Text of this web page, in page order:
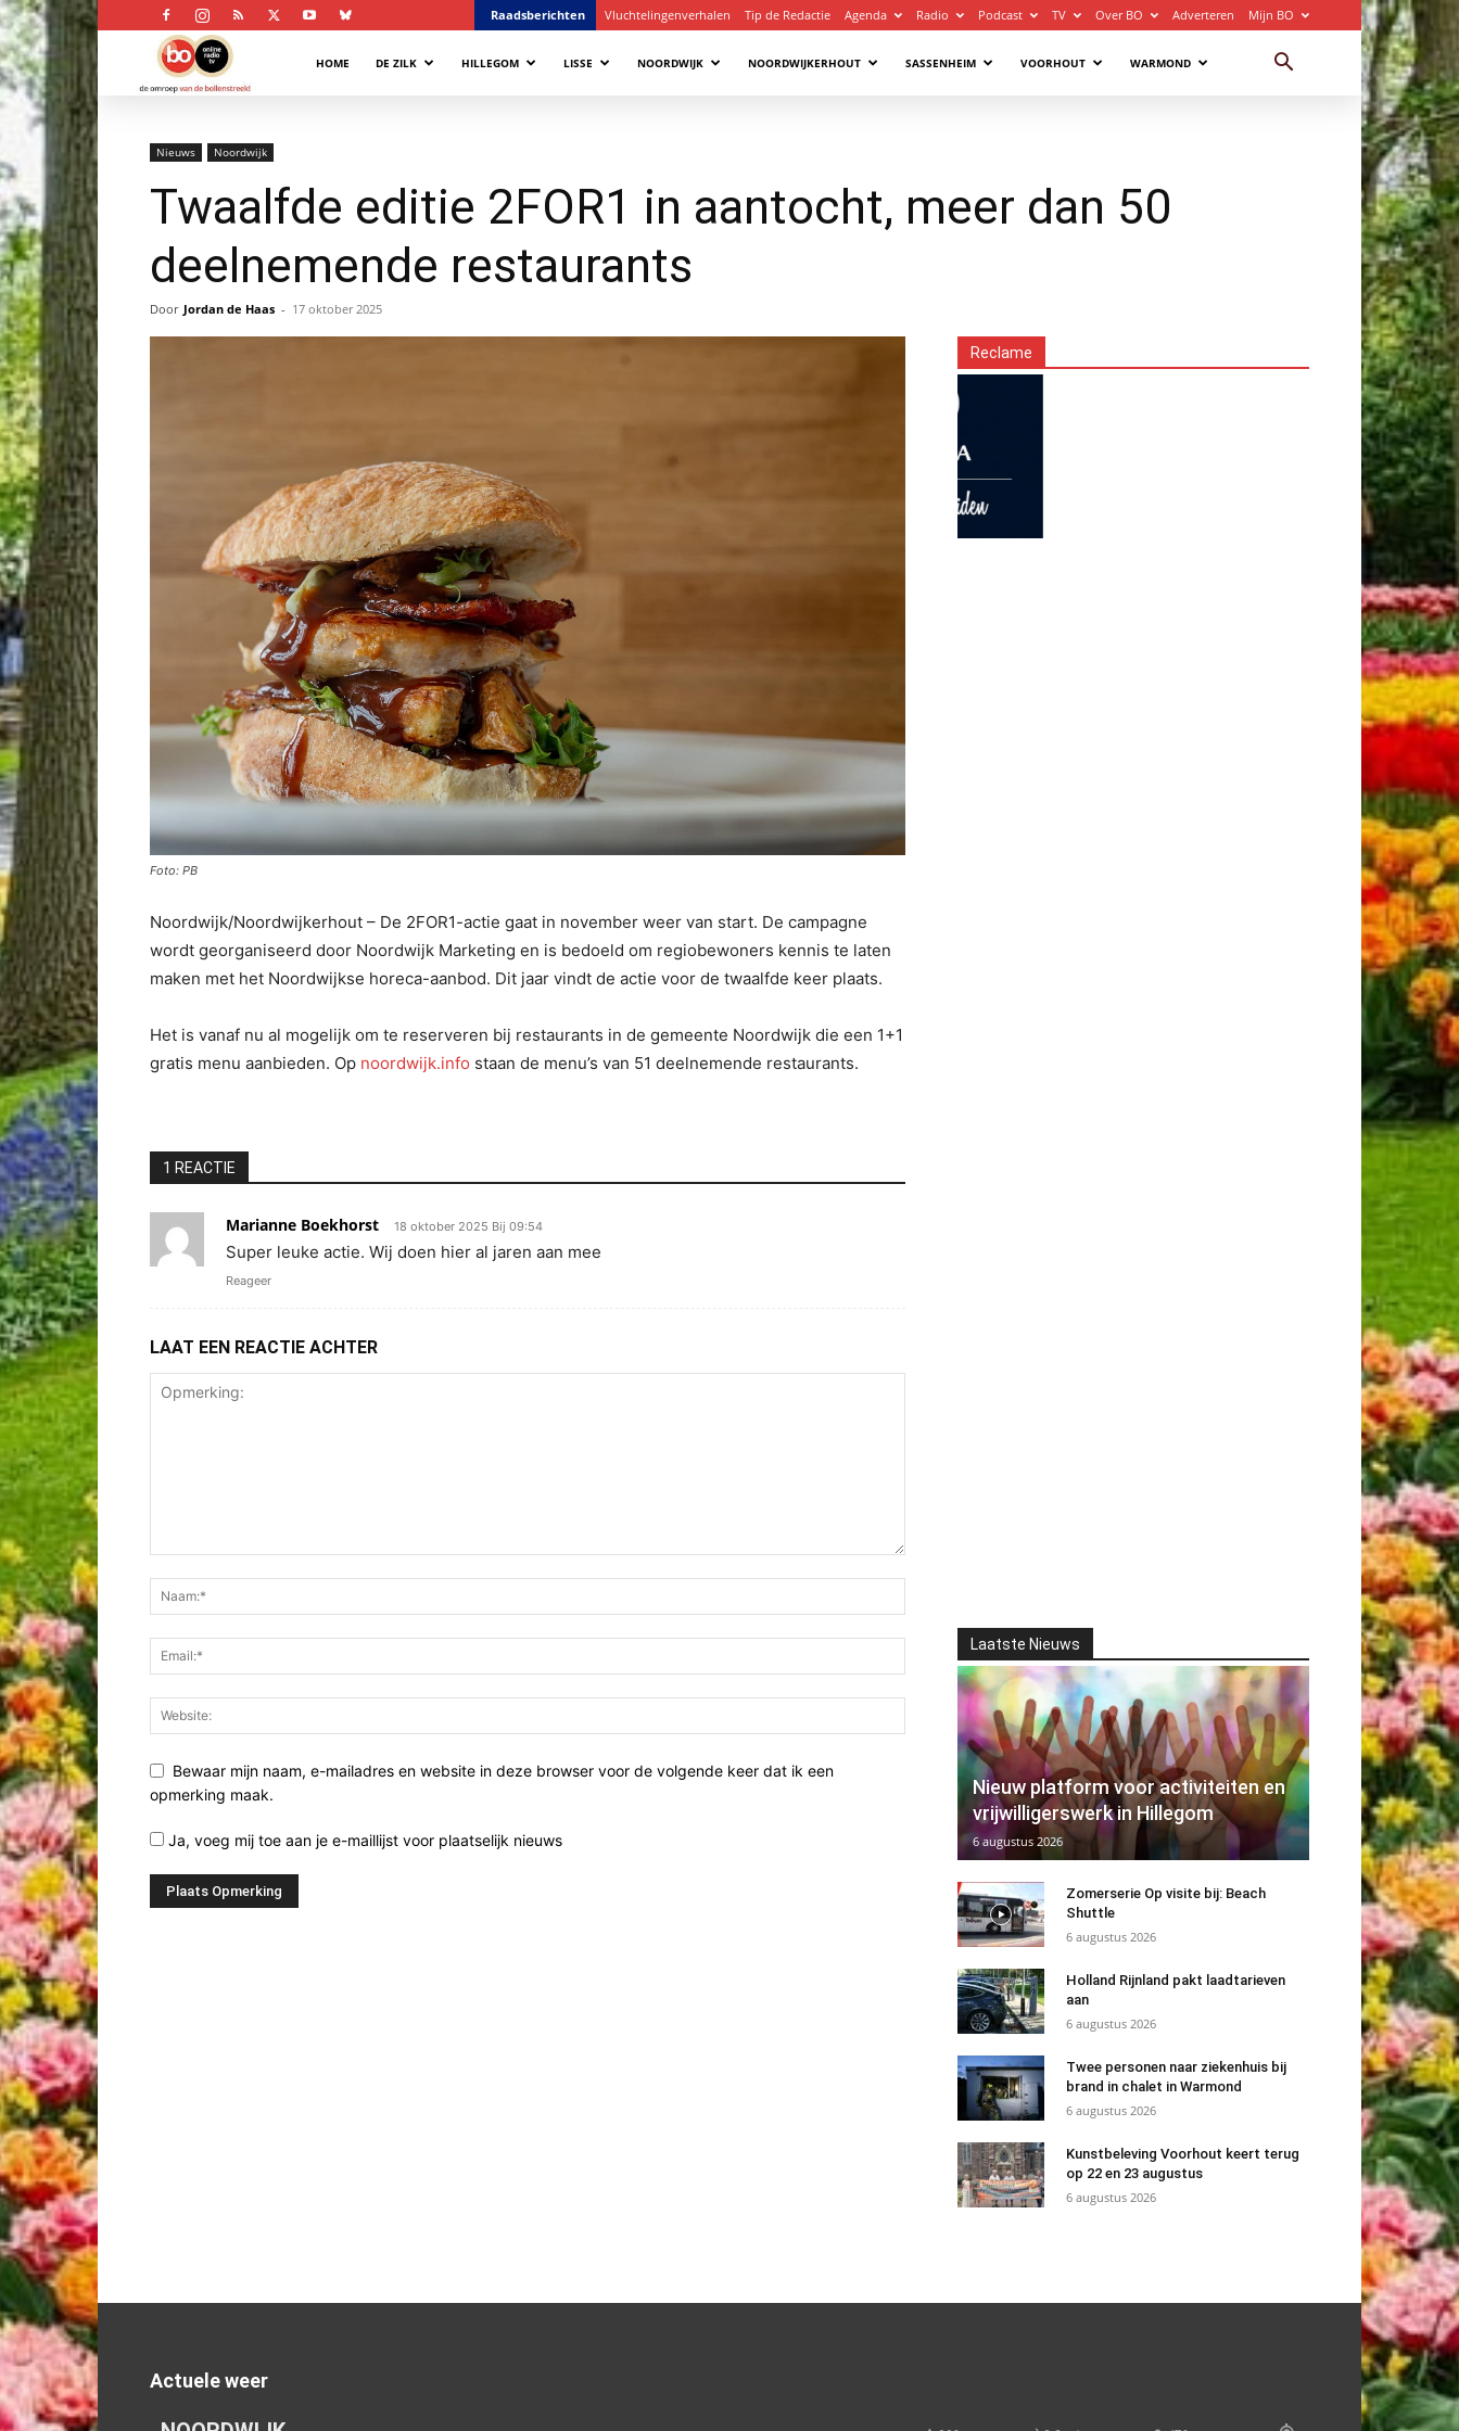
Raadsberichten Vluchtelingenverhalen Tip de Redactie Agenda Radio Podcast TV Over BO Adverteren Mijn BO
Bollenstreek
HOME DE ZILK HILLEGOM LISSE NOORDWIJK NOORDWIJKERHOUT SASSENHEIM VOORHOUT WARMOND
Nieuws Noordwijk
Twaalfde editie 2FOR1 in aantocht, meer dan 50
deelnemende restaurants
Door Jordan de Haas - 17 oktober 2025
Foto: PB
Noordwijk/Noordwijkerhout – De 2FOR1-actie gaat in november weer van start. De campagne
wordt georganiseerd door Noordwijk Marketing en is bedoeld om regiobewoners kennis te laten
maken met het Noordwijkse horeca-aanbod. Dit jaar vindt de actie voor de twaalfde keer plaats.
Het is vanaf nu al mogelijk om te reserveren bij restaurants in de gemeente Noordwijk die een 1+1
gratis menu aanbieden. Op noordwijk.info staan de menu’s van 51 deelnemende restaurants.
1 REACTIE
Marianne Boekhorst 18 oktober 2025 Bij 09:54
Super leuke actie. Wij doen hier al jaren aan mee
Reageer
LAAT EEN REACTIE ACHTER
Bewaar mijn naam, e-mailadres en website in deze browser voor de volgende keer dat ik een
opmerking maak.
Ja, voeg mij toe aan je e-maillijst voor plaatselijk nieuws
Reclame
Laatste Nieuws
Nieuw platform voor activiteiten en
vrijwilligerswerk in Hillegom
6 augustus 2026
Zomerserie Op visite bij: Beach
Shuttle
6 augustus 2026
Holland Rijnland pakt laadtarieven
aan
6 augustus 2026
Twee personen naar ziekenhuis bij
brand in chalet in Warmond
6 augustus 2026
Kunstbeleving Voorhout keert terug
op 22 en 23 augustus
6 augustus 2026
Actuele weer